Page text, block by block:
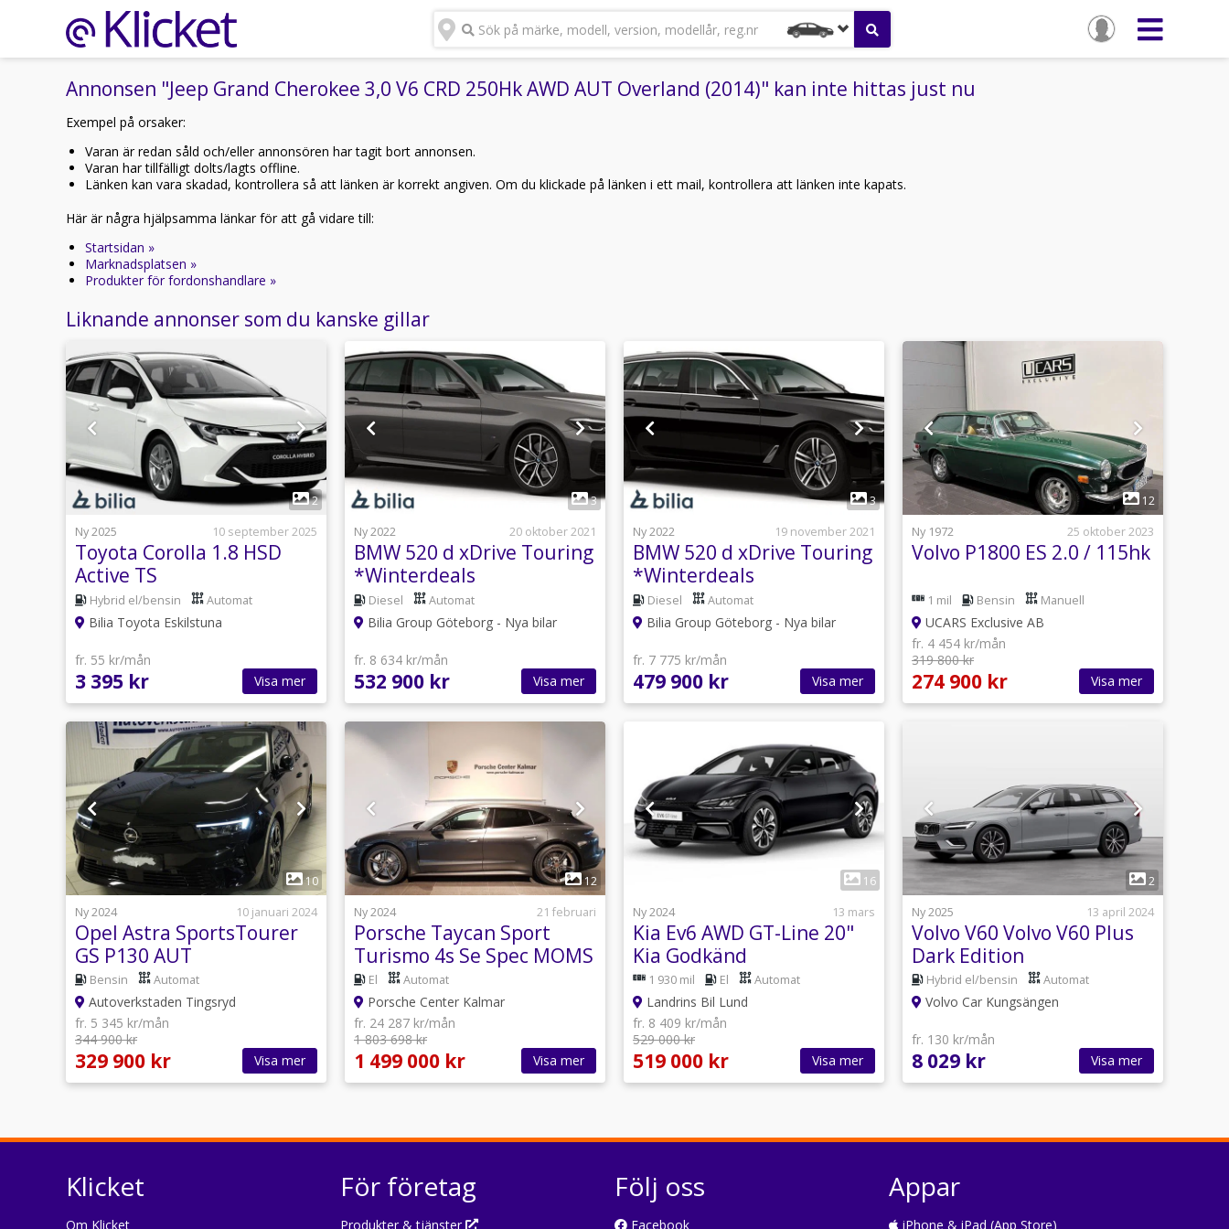
Sök på märke, modell, version, modellår, reg.nr
Annonsen "Jeep Grand Cherokee 3,0 V6 CRD 250Hk AWD AUT Overland (2014)" kan inte hittas just nu
Exempel på orsaker:
Varan är redan såld och/eller annonsören har tagit bort annonsen.
Varan har tillfälligt dolts/lagts offline.
Länken kan vara skadad, kontrollera så att länken är korrekt angiven. Om du klickade på länken i ett mail, kontrollera att länken inte kapats.
Här är några hjälpsamma länkar för att gå vidare till:
Startsidan »
Marknadsplatsen »
Produkter för fordonshandlare »
Liknande annonser som du kanske gillar
2
Ny 2025
10 september 2025
Toyota Corolla 1.8 HSD
Active TS
Privatleasingkampanj
Hybrid el/bensin Automat
Bilia Toyota Eskilstuna
fr. 55 kr/mån
3 395 kr Visa mer
1
3
Ny 2022
20 oktober 2021
BMW 520 d xDrive Touring
*Winterdeals
Diesel Automat
Bilia Group Göteborg - Nya bilar
fr. 8 634 kr/mån
532 900 kr Visa mer
1
3
Ny 2022
19 november 2021
BMW 520 d xDrive Touring
*Winterdeals
Diesel Automat
Bilia Group Göteborg - Nya bilar
fr. 7 775 kr/mån
479 900 kr Visa mer
1
12
Ny 1972
25 oktober 2023
Volvo P1800 ES 2.0 / 115hk
1 mil Bensin Manuell
UCARS Exclusive AB
fr. 4 454 kr/mån
319 800 kr
274 900 kr Visa mer
1
10
Ny 2024
10 januari 2024
Opel Astra SportsTourer
GS P130 AUT
Bensin Automat
Autoverkstaden Tingsryd
fr. 5 345 kr/mån
344 900 kr
329 900 kr Visa mer
1
12
Ny 2024
21 februari
Porsche Taycan Sport
Turismo 4s Se Spec MOMS
/ VAT
El Automat
Porsche Center Kalmar
fr. 24 287 kr/mån
1 803 698 kr
1 499 000 kr Visa mer
16
Ny 2024
13 mars
Kia Ev6 AWD GT-Line 20"
Kia Godkänd
*Räntekampanj 2,95%*
1 930 mil El Automat
Landrins Bil Lund
fr. 8 409 kr/mån
529 000 kr
519 000 kr Visa mer
1
2
Ny 2025
13 april 2024
Volvo V60 Volvo V60 Plus
Dark Edition
Hybrid el/bensin Automat
Volvo Car Kungsängen
fr. 130 kr/mån
8 029 kr Visa mer
Klicket
Om Klicket
För företag
Produkter & tjänster
Följ oss
Facebook
Appar
iPhone & iPad (App Store)